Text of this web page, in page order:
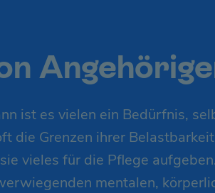
ist es vielen ein Bedürfnis,
die Grenzen ihrer
vieles für die Pflege
mentalen,